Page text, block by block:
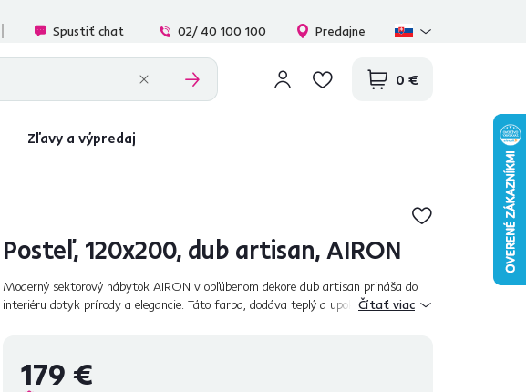
Spustiť chat 02/ 40 100 100 Predajne
0 €
Zľavy a výpredaj
Posteľ, 120x200, dub artisan, AIRON
Moderný sektorový nábytok AIRON v obľúbenom dekore dub artisan prináša do
interiéru dotyk prírody a elegancie. Táto farba, dodáva teplý a upokojujúci pocit
Čítať viac
179 €